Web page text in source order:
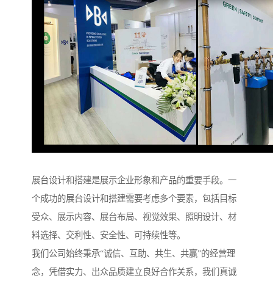
展台设计和搭建是展示企业形象和产品的重要手段。一
个成功的展台设计和搭建需要考虑多个要素，包括目标
受众、展示内容、展台布局、视觉效果、照明设计、材
料选择、交利性、安全性、可持续性等。
我们公司始终秉承“诚信、互助、共生、共赢”的经营理
念，凭借实力、出众品质建立良好合作关系，我们真诚